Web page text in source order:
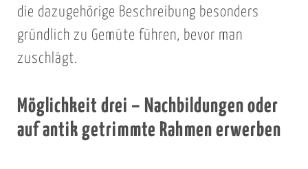
die dazugehörige Beschreibung besonders
gründlich zu Gemüte führen, bevor man
zuschlägt.
Möglichkeit drei – Nachbildungen oder
auf antik getrimmte Rahmen erwerben